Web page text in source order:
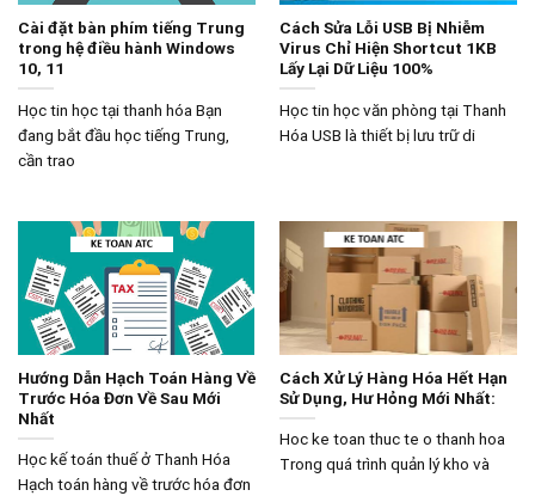
Cài đặt bàn phím tiếng Trung
trong hệ điều hành Windows
10, 11
Học tin học tại thanh hóa Bạn
đang bắt đầu học tiếng Trung,
cần trao
Cách Sửa Lỗi USB Bị Nhiễm
Virus Chỉ Hiện Shortcut 1KB
Lấy Lại Dữ Liệu 100%
Học tin học văn phòng tại Thanh
Hóa USB là thiết bị lưu trữ di
Hướng Dẫn Hạch Toán Hàng Về
Trước Hóa Đơn Về Sau Mới
Nhất
Học kế toán thuế ở Thanh Hóa
Hạch toán hàng về trước hóa đơn
Cách Xử Lý Hàng Hóa Hết Hạn
Sử Dụng, Hư Hỏng Mới Nhất:
Hoc ke toan thuc te o thanh hoa
Trong quá trình quản lý kho và